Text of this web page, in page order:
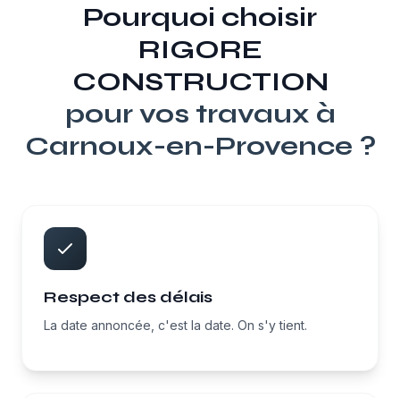
Pourquoi choisir
RIGORE
CONSTRUCTION
pour vos travaux à
Carnoux-en-Provence ?
Respect des délais
La date annoncée, c'est la date. On s'y tient.